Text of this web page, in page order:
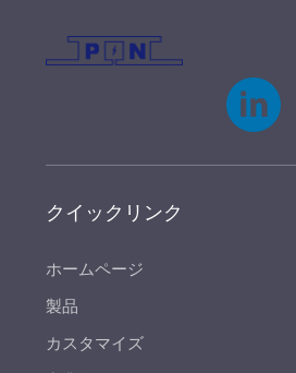
クイックリンク
ホームページ
製品
カスタマイズ